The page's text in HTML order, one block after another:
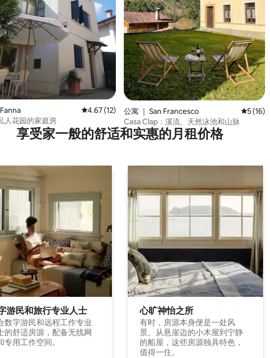
5 分），共 13 条评价
平均评分 4.67 分（满分 5 分），共 12 条评价
4.67 (12)
人花园的家庭房
公寓 ｜ San Francesco 平均评
5 (16)
Casa Clap：溪流、天然泳池和山脉
享受家一般的舒适和实惠的月租价格
游民和旅行专业人士
数字游民和远程工作专业
的舒适房源，配备无线网
专用工作空间。
心旷神怡之所
有时，房源本身便是一处风
景。从悬崖边的小木屋到宁静
的船屋，这些房源独具特色，
值得一住。